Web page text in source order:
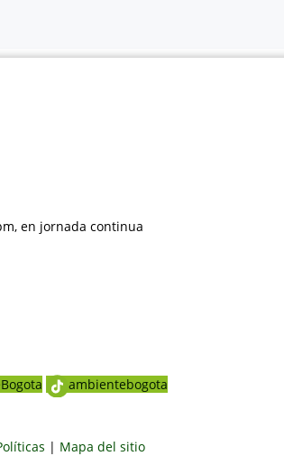
en jornada continua
ambientebogota
| Mapa del sitio